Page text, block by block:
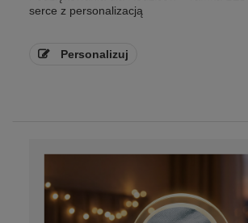
serce z personalizacją
Personalizuj